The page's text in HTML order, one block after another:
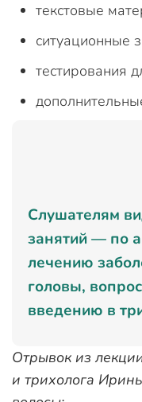
текстовые
ситуационные
тестирования
Слушателям
занятий — по
лечению
головы,
введению в
Отрывок из
и трихолога